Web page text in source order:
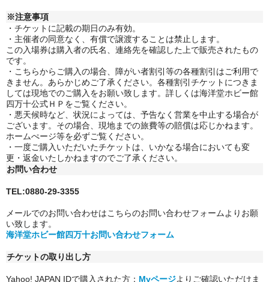
※注意事項
・チケットに記載の期日のみ有効。
・主催者の同意なく、有償で譲渡することは禁止します。
この入場券は購入者の氏名、連絡先を確認した上で販売されたもの
です。
・こちらからご購入の場合、障がい者割引等の各種割引はご利用で
きません。 あらかじめご了承ください。各種割引チケットにつきま
しては現地でのご購入をお願い致します。詳しくは海洋堂ホビー館
四万十公式ＨＰをご覧ください。
・悪天候時など、状況によっては、予告なく営業を中止する場合が
ございます。その場合、現地までの旅費等の賠償は応じかねます。
ホームぺージ等を必ずご覧ください。
・一度ご購入いただいたチケットは、いかなる場合においても変
更・返金いたしかねますのでご了承ください。
お問い合わせ
TEL:0880-29-3355
メールでのお問い合わせはこちらのお問い合わせフォームよりお願
い致します。
海洋堂ホビー館四万十お問い合わせフォーム
チケットの取り出し方
Yahoo! JAPAN IDで購入された方： Myページよりご確認いただけま